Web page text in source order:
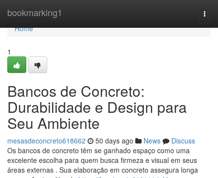
bookmarking1
Home
Home
1
Bancos de Concreto:
Durabilidade e Design para
Seu Ambiente
mesasdeconcreto618662 50 days ago News
Discuss
Os bancos de concreto têm se ganhado espaço como uma
excelente escolha para quem busca firmeza e visual em seus
áreas externas . Sua elaboração em concreto assegura longa